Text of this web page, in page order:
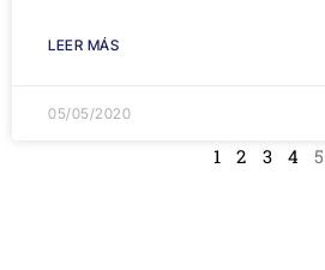
LEER MÁS
05/05/2020
1 2 3 4 5